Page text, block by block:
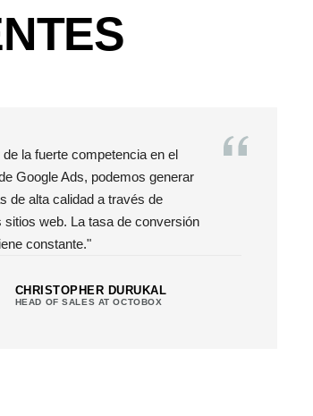
de la fuerte competencia en el
Google Ads, podemos generar
de alta calidad a través de
sitios web. La tasa de conversión
constante."
CHRISTOPHER DURUKAL
HEAD OF SALES AT OCTOBOX